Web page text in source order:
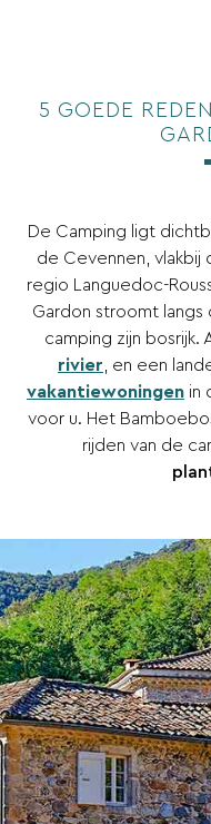
5 GOEDE
De Camping ligt
de Cevennen, vlakbij
regio Languedoc-
Gardon stroomt
camping zijn bosrijk.
rivier , en een
vakantiewoningen in
voor u. Het
rijden van de